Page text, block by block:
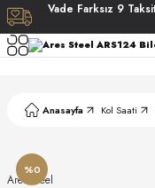
Vade Farksız 9
Anasayfa Kol Saati
%0
Ares Steel
CLUB
CLUB